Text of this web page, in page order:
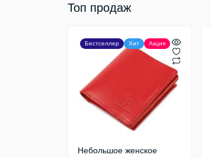
Брелки
Ключницы
Косметички
Обложки
Тревел-кейсы
Топ продаж
Бестселлер Хит Акция
Небольшое женское